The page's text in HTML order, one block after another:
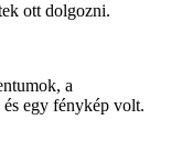
ott dolgozni.
a
és egy fénykép volt.